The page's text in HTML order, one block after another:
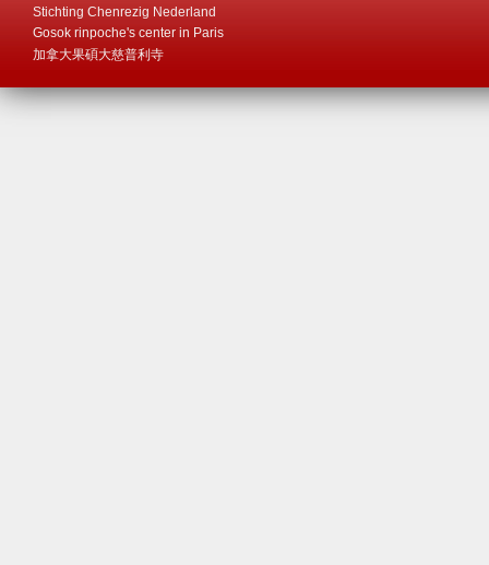
Stichting Chenrezig Nederland
Gosok rinpoche's center in Paris
加拿大果碩大慈普利寺